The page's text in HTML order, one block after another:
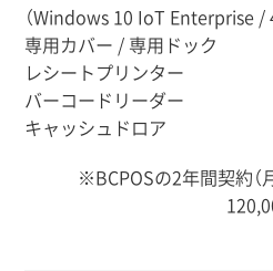
（Windows 10 IoT Enterprise /
専用カバー / 専用ドック
レシートプリンター
バーコードリーダー
キャッシュドロア
※BCPOSの2年間契約